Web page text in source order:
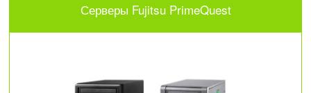
Серверы Fujitsu PrimeQuest